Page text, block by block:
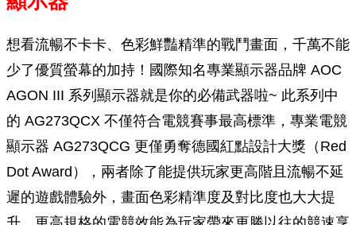
想看流暢不卡卡、色彩鮮豔精準的戰鬥畫面，千萬不能
少了優質螢幕的加持！國際知名專業顯示器品牌 AOC
AGON III 系列顯示器就是你的必備武器啦~ 此系列中
的 AG273QCX 不僅符合電競賽事最高標準，專業電競
顯示器 AG273QCG 更僅勇奪德國紅點設計大獎（Red
Dot Award），兩者除了能提供玩家更高階且流暢不延
遲的遊戲體驗外，畫面色彩精準度及對比度也大大提